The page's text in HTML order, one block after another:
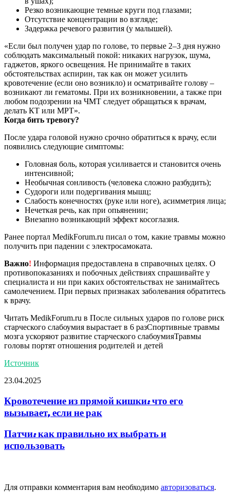
Резко возникающие темные круги под глазами;
Отсутствие концентрации во взгляде;
Задержка речевого развития (у малышей).
«Если был получен удар по голове, то первые 2–3 дня нужно
соблюдать максимальный покой: никаких нагрузок, шума,
гаджетов, яркого освещения. Не принимайте в таких
обстоятельствах аспирин, так как он может усилить
кровотечение (если оно возникло) и осматривайте голову –
возникают ли гематомы. При их возникновении, а также при
любом подозрении на ЧМТ следует обращаться к врачам,
делать КТ или МРТ».
Когда бить тревогу?
После удара головой нужно срочно обратиться к врачу, если
появились следующие симптомы:
Головная боль, которая усиливается и становится очень
интенсивной;
Необычная сонливость (человека сложно разбудить);
Судороги или подергивания мышц;
Слабость конечностях (руке или ноге), асимметрия лица;
Нечеткая речь, как при опьянении;
Внезапно возникающий эффект косоглазия.
Ранее портал MedikForum.ru писал о том, какие травмы можно
получить при падении с электросамоката.
Важно! Информация предоставлена в справочных целях. О
противопоказаниях и побочных действиях спрашивайте у
специалиста и ни при каких обстоятельствах не занимайтесь
самолечением. При первых признаках заболевания обратитесь
к врачу.
Читать MedikForum.ru в После сильных ударов по голове риск
старческого слабоумия вырастает в 6 разСпортивные травмы
мозга ускоряют развитие старческого слабоумияТравмы
головы портят отношения родителей и детей
Источник
23.04.2025
Кровотечение из прямой кишки: что его
вызывает, если не рак
Патчи: как правильно их выбрать и
использовать
Для отправки комментария вам необходимо авторизоваться.